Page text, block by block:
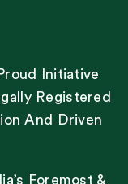
Initiative
Registered
And Driven
Foremost &